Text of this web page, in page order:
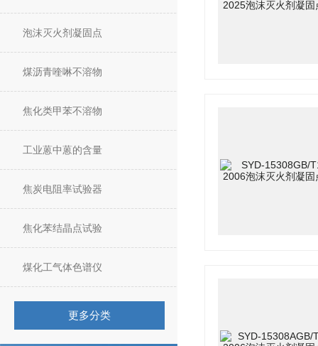
泡沫灭火剂凝固点
煤沥青喹啉不溶物
焦化类甲苯不溶物
工业蒽中蒽的含量
焦炭电阻率试验器
焦化苯结晶点试验
煤化工气体色谱仪
更多分类